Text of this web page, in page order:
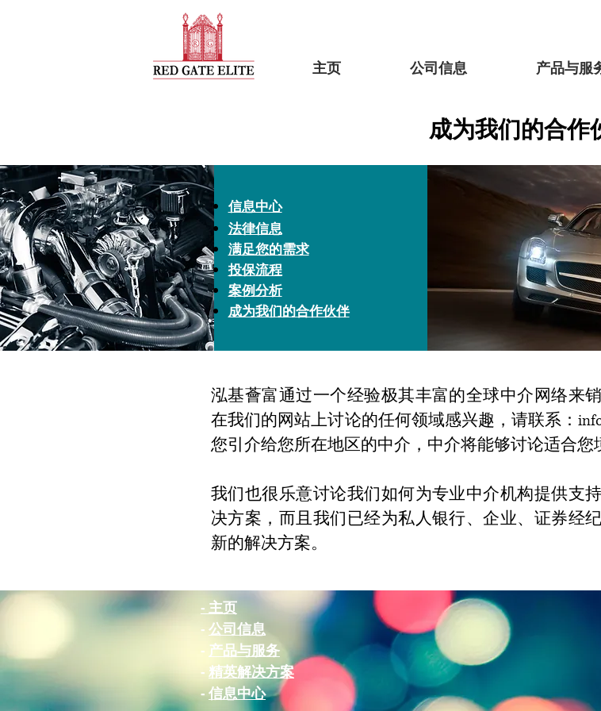
主页 公司信息 产品与服
成为我们的合作
信息中心
法律信息
满足您的需求
投保流程
案例分析
成为我们的合作伙伴
泓基薈富通过一个经验极其丰富的全球中介网络来
在我们的网站上讨论的任何领域感兴趣，请联系：
您引介给您所在地区的中介，中介将能够讨论适合您
我们也很乐意讨论我们如何为专业中介机构提供支
决方案，而且我们已经为私人银行、企业、证券经
新的解决方案。
- 主页
- 公司信息
- 产品与服务
- 精英解决方案
-信息中心